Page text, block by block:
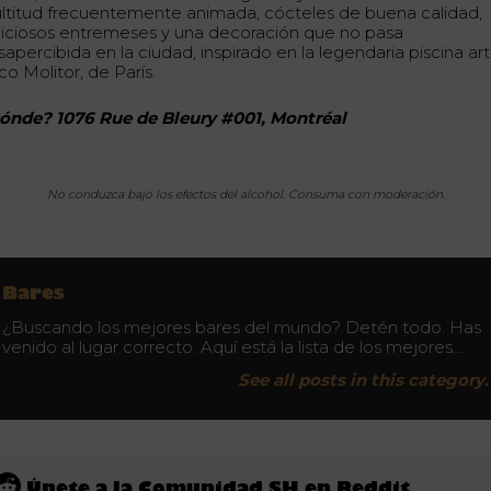
frecuentemente animada, cócteles de buena calidad,
entremeses y una decoración que no pasa
en la ciudad, inspirado en la legendaria piscina
Molitor, de París.
1076 Rue de Bleury #001, Montréal
No conduzca bajo los efectos del alcohol. Consuma con moderación.
Bares
¿Buscando los mejores bares del mundo? Detén todo. Has
venido al lugar correcto. Aquí está la lista de los mejores…
See all posts in this category.